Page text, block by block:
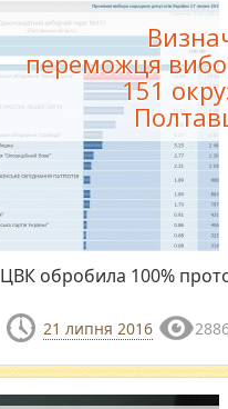
переможця
151
ЦВК обробила 100%
21 липня 2016